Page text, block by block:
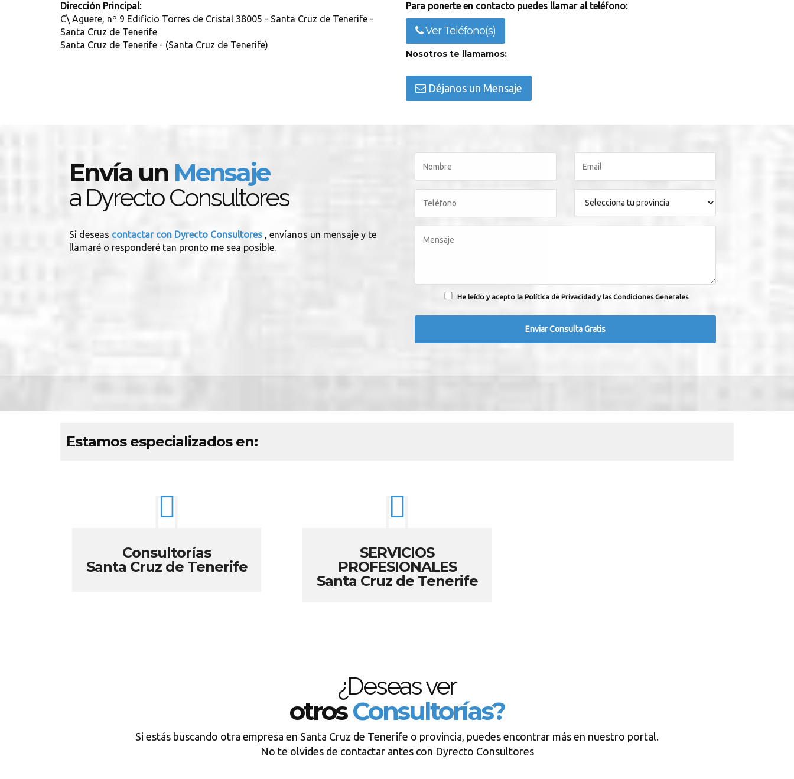
Dirección Principal:
C\ Aguere, nº 9 Edificio Torres de Cristal 38005 - Santa Cruz de Tenerife -
Santa Cruz de Tenerife
Santa Cruz de Tenerife - (Santa Cruz de Tenerife)
Para ponerte en contacto puedes llamar al teléfono:
Ver Teléfono(s)
Nosotros te llamamos:
Déjanos un Mensaje
Envía un Mensaje
a Dyrecto Consultores
Si deseas contactar con Dyrecto Consultores , envíanos un mensaje y te
llamaré o responderé tan pronto me sea posible.
He leído y acepto la Política de Privacidad y las Condiciones Generales.
Estamos especializados en:
Consultorías
Santa Cruz de Tenerife
SERVICIOS
PROFESIONALES
Santa Cruz de Tenerife
¿Deseas ver
otrosConsultorías?
Si estás buscando otra empresa en Santa Cruz de Tenerife o provincia, puedes encontrar más en nuestro portal.
No te olvides de contactar antes con Dyrecto Consultores